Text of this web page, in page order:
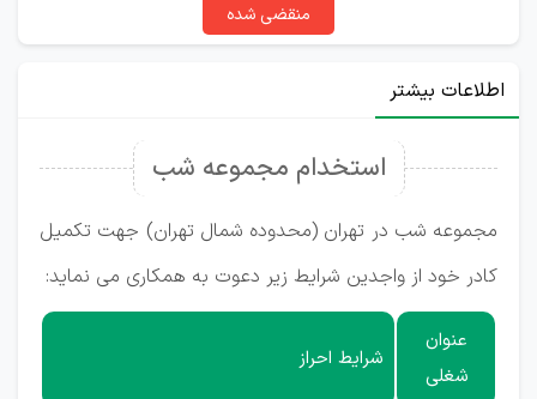
منقضی شده
اطلاعات بیشتر
استخدام مجموعه شب
مجموعه شب در تهران (محدوده شمال تهران) جهت تکمیل
کادر خود از واجدین شرایط زیر دعوت به همکاری می نماید:
عنوان
شغلی
شرایط احراز